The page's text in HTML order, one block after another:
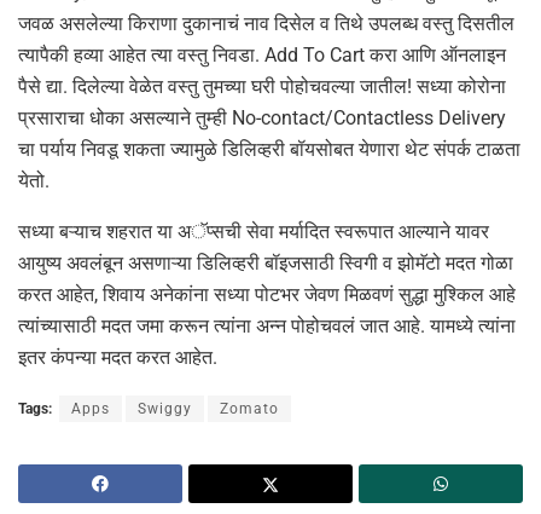
जवळ असलेल्या किराणा दुकानाचं नाव दिसेल व तिथे उपलब्ध वस्तु दिसतील
त्यापैकी हव्या आहेत त्या वस्तु निवडा. Add To Cart करा आणि ऑनलाइन
पैसे द्या. दिलेल्या वेळेत वस्तु तुमच्या घरी पोहोचवल्या जातील! सध्या कोरोना
प्रसाराचा धोका असल्याने तुम्ही No-contact/Contactless Delivery
चा पर्याय निवडू शकता ज्यामुळे डिलिव्हरी बॉयसोबत येणारा थेट संपर्क टाळता
येतो.
सध्या बऱ्याच शहरात या अॅप्सची सेवा मर्यादित स्वरूपात आल्याने यावर
आयुष्य अवलंबून असणाऱ्या डिलिव्हरी बॉइजसाठी स्विगी व झोमॅटो मदत गोळा
करत आहेत, शिवाय अनेकांना सध्या पोटभर जेवण मिळवणं सुद्धा मुश्किल आहे
त्यांच्यासाठी मदत जमा करून त्यांना अन्न पोहोचवलं जात आहे. यामध्ये त्यांना
इतर कंपन्या मदत करत आहेत.
Tags: Apps Swiggy Zomato